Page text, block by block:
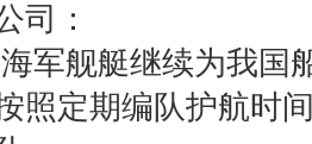
司：
军舰艇继续为我国
照定期编队护航时